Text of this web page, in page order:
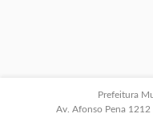
Prefeitura
Av. Afonso Pena